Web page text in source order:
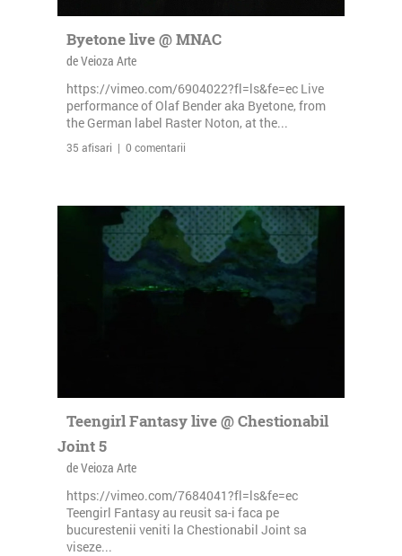
Byetone live @ MNAC
de Veioza Arte
https://vimeo.com/6904022?fl=ls&fe=ec Live
performance of Olaf Bender aka Byetone, from
the German label Raster Noton, at the...
35 afisari | 0 comentarii
Teengirl Fantasy live @ Chestionabil
Joint 5
de Veioza Arte
https://vimeo.com/7684041?fl=ls&fe=ec
Teengirl Fantasy au reusit sa-i faca pe
bucurestenii veniti la Chestionabil Joint sa
viseze...